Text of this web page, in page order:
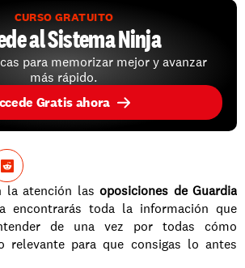
CURSO GRATUITO
al Sistema Ninja
para memorizar mejor y avanzar
más rápido.
Gratis ahora
la atención las oposiciones de Guardia
encontrarás toda la información que
de una vez por todas cómo
para que consigas lo antes